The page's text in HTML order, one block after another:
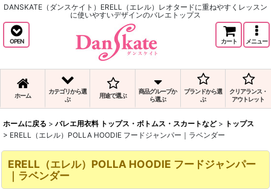
DANSKATE（ダンスケイト）ERELL（エレル）レオタードに重ねやすくレッスン
に使いやすいデザインのバレエトップス
OPEN カート メニュー
ホーム
カテゴリから選
ぶ
用途で選ぶ
商品グループか
ら選ぶ
ブランドから選
ぶ
クリアランス・
アウトレット
ホームに戻る > バレエ用衣料 トップス・ボトムス・スカートなど > トップス
> ERELL（エレル）POLLA HOODIE フードジャンパー｜ラベンダー
ERELL（エレル）POLLA HOODIE フードジャンパー
｜ラベンダー